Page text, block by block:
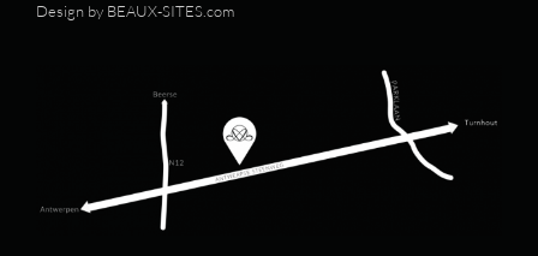
Design by BEAUX-SITES.com